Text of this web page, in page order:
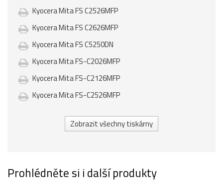
Kyocera Mita FS C2526MFP
Kyocera Mita FS C2626MFP
Kyocera Mita FS C5250DN
Kyocera Mita FS-C2026MFP
Kyocera Mita FS-C2126MFP
Kyocera Mita FS-C2526MFP
Zobrazit všechny tiskárny
Prohlédněte si i další produkty